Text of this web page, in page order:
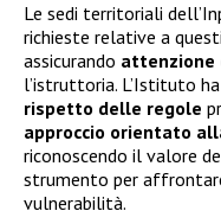
Le sedi territoriali
richieste relative a
assicurando attenzione
l’istruttoria. L’Istituto
rispetto delle regole
approccio orientato
riconoscendo il valore
strumento per
vulnerabilità.